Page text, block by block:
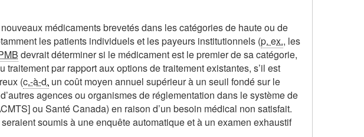
médicaments brevetés dans les catégories de haute ou de
les patients individuels et les payeurs institutionnels (p. ex., les
devrait déterminer si le médicament est le premier de sa catégorie,
par rapport aux options de traitement existantes, s’il est
(c.-à-d. un coût moyen annuel supérieur à un seuil fondé sur le
agences ou organismes de réglementation dans le système de
ou Santé Canada) en raison d’un besoin médical non satisfait.
soumis à une enquête automatique et à un examen exhaustif